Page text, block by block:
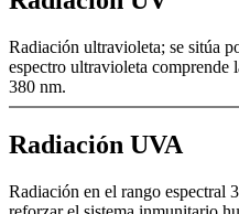
Radiación ultravioleta; se sitúa
espectro ultravioleta comprende
380 nm.
Radiación UVA
Radiación en el rango espectral